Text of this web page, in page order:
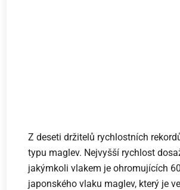
Z deseti držitelů rychlostních
typu maglev. Nejvyšší rychlost
jakýmkoli vlakem je ohromujících
japonského vlaku maglev, který je